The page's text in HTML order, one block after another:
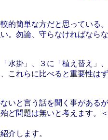
的簡単な方だと思っている
。勿論、守らなければなら
水掛」、３に「植え替え」
これらに比べると重要性は
いと言う話を聞く事がある
ど問題は無いと考えます。
介します。